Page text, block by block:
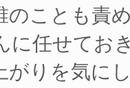
のことも責
に任せてお
がりを気に